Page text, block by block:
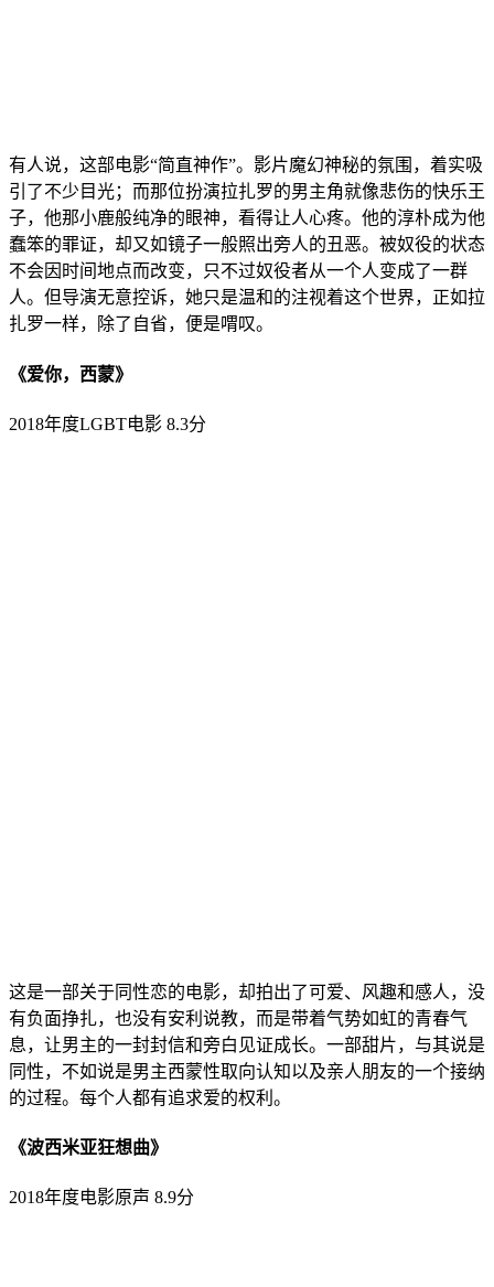
有人说，这部电影“简直神作”。影片魔幻神秘的氛围，着实吸
引了不少目光；而那位扮演拉扎罗的男主角就像悲伤的快乐王
子，他那小鹿般纯净的眼神，看得让人心疼。他的淳朴成为他
蠢笨的罪证，却又如镜子一般照出旁人的丑恶。被奴役的状态
不会因时间地点而改变，只不过奴役者从一个人变成了一群
人。但导演无意控诉，她只是温和的注视着这个世界，正如拉
扎罗一样，除了自省，便是喟叹。
《爱你，西蒙》
2018年度LGBT电影 8.3分
这是一部关于同性恋的电影，却拍出了可爱、风趣和感人，没
有负面挣扎，也没有安利说教，而是带着气势如虹的青春气
息，让男主的一封封信和旁白见证成长。一部甜片，与其说是
同性，不如说是男主西蒙性取向认知以及亲人朋友的一个接纳
的过程。每个人都有追求爱的权利。
《波西米亚狂想曲》
2018年度电影原声 8.9分